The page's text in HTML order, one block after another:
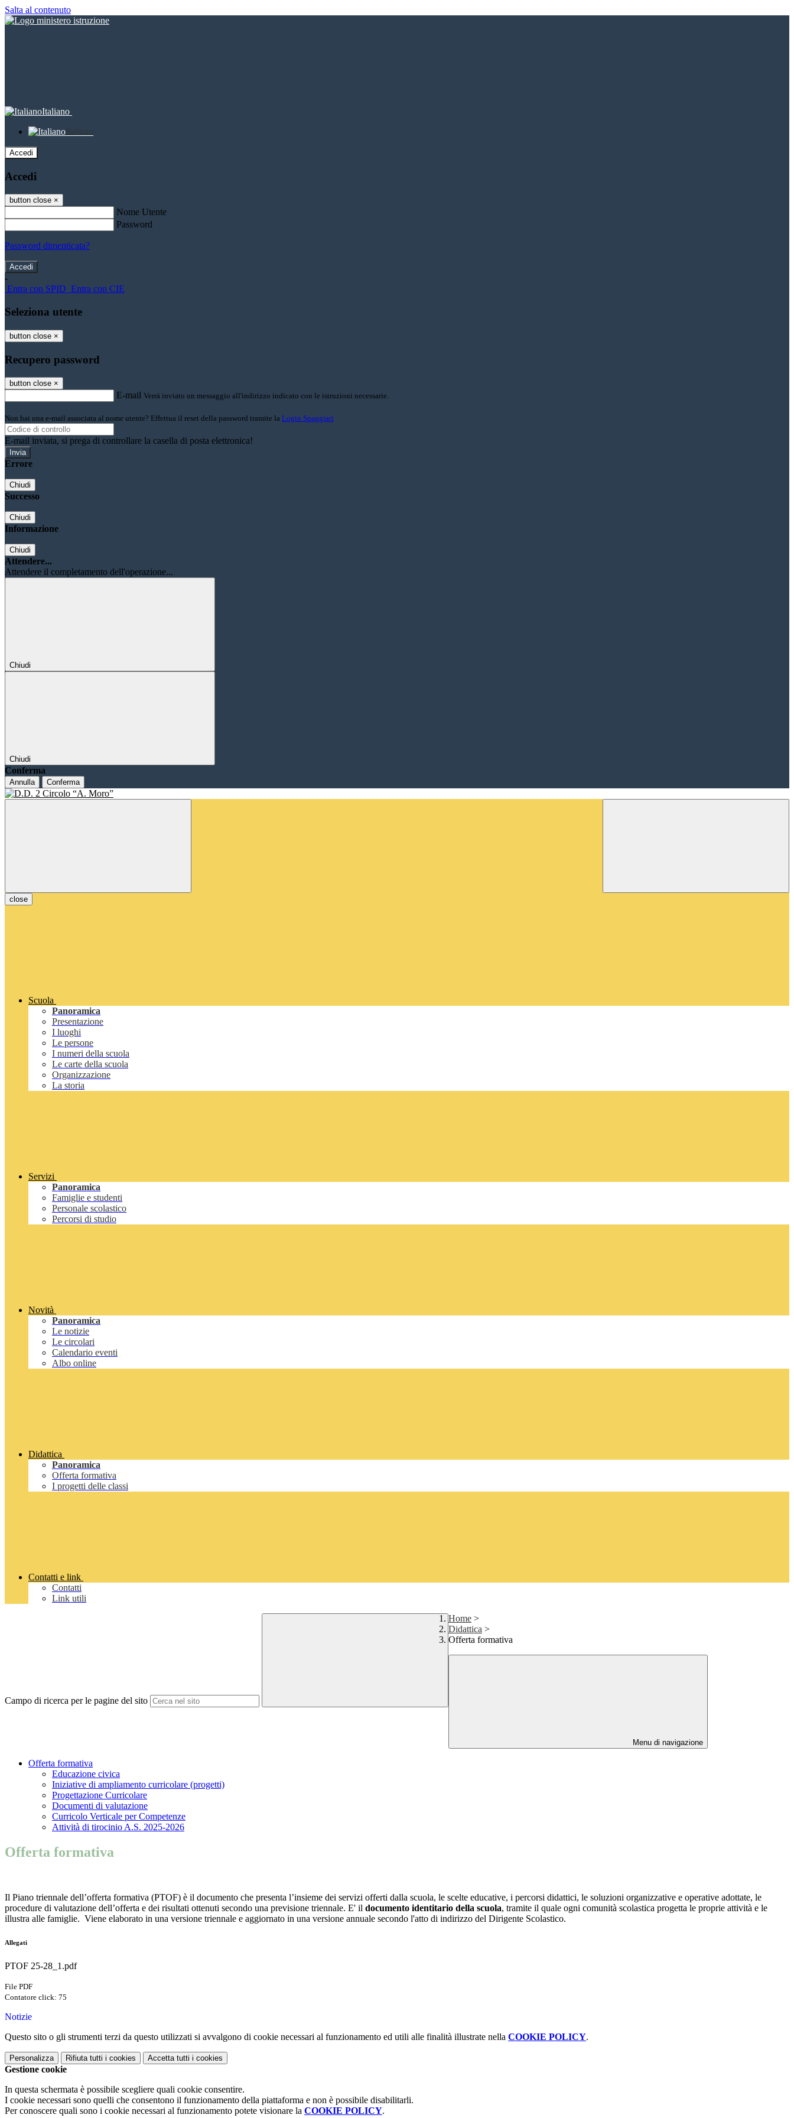
Salta al contenuto
Italiano
Italiano
Accedi
Accedi
button close ×
Nome Utente
Password
Password dimenticata?
-
Entra con SPID Entra con CIE
Seleziona utente
button close ×
Recupero password
button close ×
E-mail Verrà inviato un messaggio all'indirizzo indicato con le istruzioni necessarie.
Non hai una e-mail associata al nome utente? Effettua il reset della password tramite la Login Spaggiari
E-mail inviata, si prega di controllare la casella di posta elettronica!
Errore
Chiudi
Successo
Chiudi
Informazione
Chiudi
Attendere...
Attendere il completamento dell'operazione...
Chiudi
Chiudi
Conferma
Annulla Conferma
close
Scuola
Panoramica
Presentazione
I luoghi
Le persone
I numeri della scuola
Le carte della scuola
Organizzazione
La storia
Servizi
Panoramica
Famiglie e studenti
Personale scolastico
Percorsi di studio
Novità
Panoramica
Le notizie
Le circolari
Calendario eventi
Albo online
Didattica
Panoramica
Offerta formativa
I progetti delle classi
Contatti e link
Contatti
Link utili
Campo di ricerca per le pagine del sito
Home >
Didattica >
Offerta formativa
Menu di navigazione
Offerta formativa
Educazione civica
Iniziative di ampliamento curricolare (progetti)
Progettazione Curricolare
Documenti di valutazione
Curricolo Verticale per Competenze
Attività di tirocinio A.S. 2025-2026
Offerta formativa
Il Piano triennale dell’offerta formativa (PTOF) è il documento che presenta l’insieme dei servizi offerti dalla scuola, le scelte educative, i percorsi didattici, le soluzioni organizzative e operative adottate, le
procedure di valutazione dell’offerta e dei risultati ottenuti secondo una previsione triennale. E' il documento identitario della scuola, tramite il quale ogni comunità scolastica progetta le proprie attività e le
illustra alle famiglie. Viene elaborato in una versione triennale e aggiornato in una versione annuale secondo l'atto di indirizzo del Dirigente Scolastico.
Allegati
PTOF 25-28_1.pdf
File PDF
Contatore click: 75
Notizie
Questo sito o gli strumenti terzi da questo utilizzati si avvalgono di cookie necessari al funzionamento ed utili alle finalità illustrate nella COOKIE POLICY.
Personalizza Rifiuta tutti i cookies Accetta tutti i cookies
Gestione cookie
In questa schermata è possibile scegliere quali cookie consentire.
I cookie necessari sono quelli che consentono il funzionamento della piattaforma e non è possibile disabilitarli.
Per conoscere quali sono i cookie necessari al funzionamento potete visionare la COOKIE POLICY.